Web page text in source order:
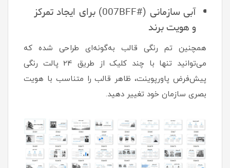
آبی سازمانی (#007BFF) برای ایجاد تمرکز
و هویت برند
همچنین تم رنگی قالب به‌گونه‌ای طراحی شده که
می‌توانید تنها با چند کلیک از طریق 24 پالت رنگی
پیش‌فرض پاورپوینت، ظاهر قالب را متناسب با هویت
بصری سازمان خود تغییر دهید.